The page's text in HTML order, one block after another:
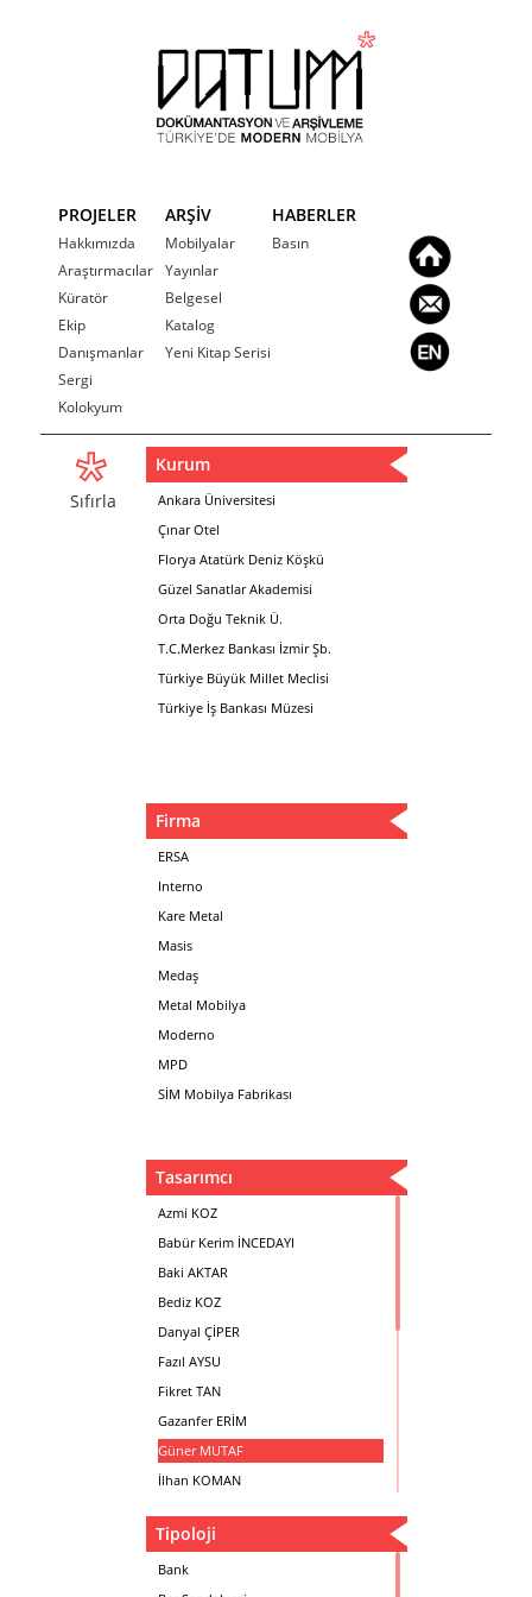
PROJELER
Hakkımızda
Araştırmacılar
Küratör
Ekip
Danışmanlar
Sergi
Kolokyum
ARŞİV
Mobilyalar
Yayınlar
Belgesel
Katalog
Yeni Kitap Serisi
HABERLER
Basın
Sıfırla
Kurum
Ankara Üniversitesi
Çınar Otel
Florya Atatürk Deniz Köşkü
Güzel Sanatlar Akademisi
Orta Doğu Teknik Ü.
T.C.Merkez Bankası İzmir Şb.
Türkiye Büyük Millet Meclisi
Türkiye İş Bankası Müzesi
Firma
ERSA
Interno
Kare Metal
Masis
Medaş
Metal Mobilya
Moderno
MPD
SİM Mobilya Fabrikası
Tasarımcı
Azmi KOZ
Babür Kerim İNCEDAYI
Baki AKTAR
Bediz KOZ
Danyal ÇİPER
Fazıl AYSU
Fikret TAN
Gazanfer ERİM
Güner MUTAF
İlhan KOMAN
Metin Atabey ATA
Minas BOYACIYAN
Tipoloji
Bank